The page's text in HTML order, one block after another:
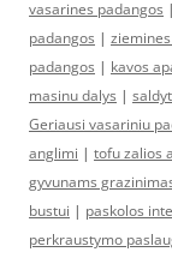
vasarines padangos |
padangos |
padangos | kavos
masinu dalys |
Geriausi vasariniu
anglimi | tofu zalios
gyvunams
bustui | paskolos
perkraustymo